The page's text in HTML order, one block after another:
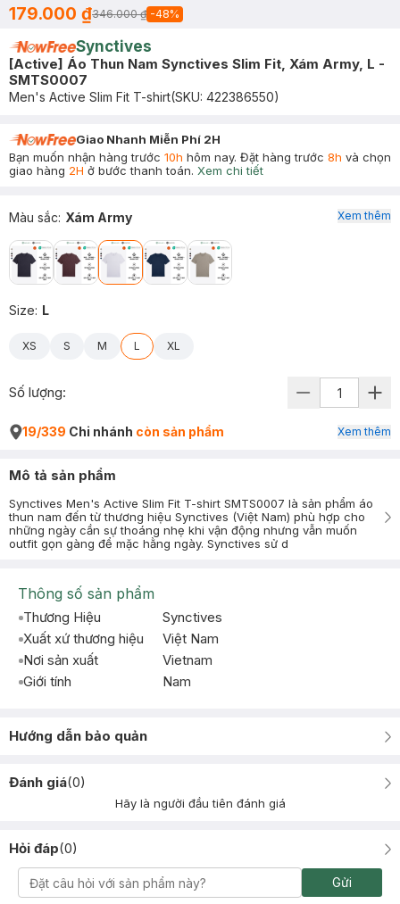
179.000 ₫346.000 ₫ -48%
Synctives
[Active] Áo Thun Nam Synctives Slim Fit, Xám Army, L -
SMTS0007
Men's Active Slim Fit T-shirt(SKU: 422386550)
Giao Nhanh Miễn Phí 2H
Bạn muốn nhận hàng trước 10h hôm nay. Đặt hàng trước 8h và chọn
giao hàng 2H ở bước thanh toán. Xem chi tiết
Màu sắc: Xám Army
Size: L
XS S M L XL
Xem thêm
Số lượng:
19/339 Chi nhánh còn sản phẩm Xem thêm
Mô tả sản phẩm
Synctives Men's Active Slim Fit T-shirt SMTS0007 là sản phẩm áo
thun nam đến từ thương hiệu Synctives (Việt Nam) phù hợp cho
những ngày cần sự thoáng nhẹ khi vận động nhưng vẫn muốn
outfit gọn gàng để mặc hằng ngày. Synctives sử d
Thông số sản phẩm
Thương Hiệu
Synctives
Xuất xứ thương hiệu
Việt Nam
Nơi sản xuất
Vietnam
Giới tính
Nam
Hướng dẫn bảo quản
Đánh giá(0)
Hãy là người đầu tiên đánh giá
Hỏi đáp(0)
Gửi